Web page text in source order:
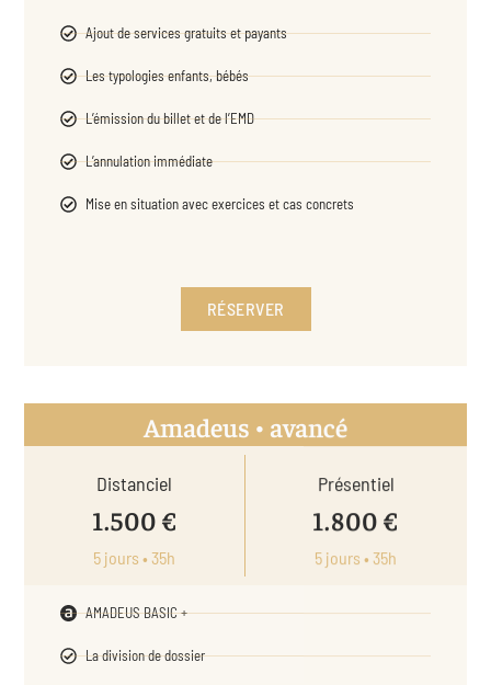
Ajout de services gratuits et payants
Les typologies enfants, bébés
L’émission du billet et de l’EMD
L’annulation immédiate
Mise en situation avec exercices et cas concrets
RÉSERVER
Distanciel
1.500 €
5 jours • 35h
Présentiel
1.800 €
5 jours • 35h
La division de dossier
Le duplicata de dossier